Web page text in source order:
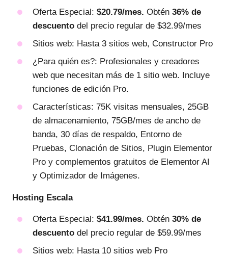
Oferta Especial: $20.79/mes. Obtén 36% de
descuento del precio regular de $32.99/mes
Sitios web: Hasta 3 sitios web, Constructor Pro
¿Para quién es?: Profesionales y creadores
web que necesitan más de 1 sitio web. Incluye
funciones de edición Pro.
Características: 75K visitas mensuales, 25GB
de almacenamiento, 75GB/mes de ancho de
banda, 30 días de respaldo, Entorno de
Pruebas, Clonación de Sitios, Plugin Elementor
Pro y complementos gratuitos de Elementor AI
y Optimizador de Imágenes.
Hosting Escala
Oferta Especial: $41.99/mes. Obtén 30% de
descuento del precio regular de $59.99/mes
Sitios web: Hasta 10 sitios web Pro